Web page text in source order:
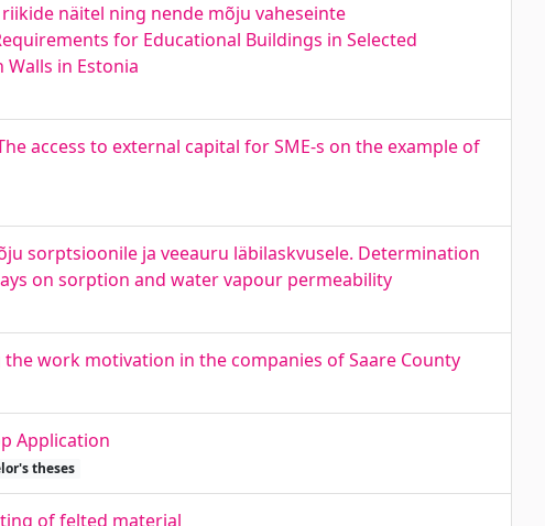
näitel ning nende mõju vaheseinte
for Educational Buildings in Selected
in Estonia
access to external capital for SME-s on the example of
sorptsioonile ja veeauru läbilaskvusele. Determination
on sorption and water vapour permeability
work motivation in the companies of Saare County
Application
theses
of felted material